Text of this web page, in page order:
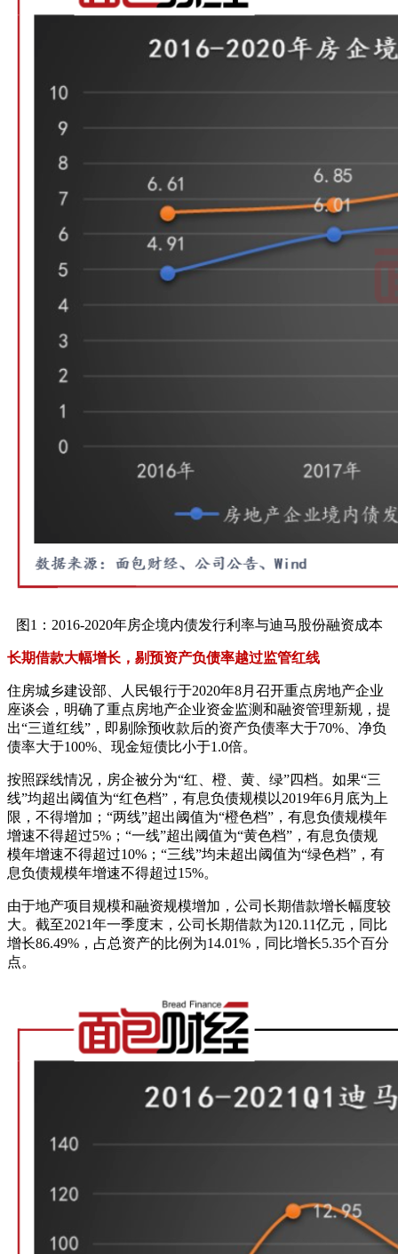
图1：2016-2020年房企境内债发行利率与迪马股份融资成本
长期借款大幅增长，剔预资产负债率越过监管红线
住房城乡建设部、人民银行于2020年8月召开重点房地产企业
座谈会，明确了重点房地产企业资金监测和融资管理新规，提
出“三道红线”，即剔除预收款后的资产负债率大于70%、净负
债率大于100%、现金短债比小于1.0倍。
按照踩线情况，房企被分为“红、橙、黄、绿”四档。如果“三
线”均超出阈值为“红色档”，有息负债规模以2019年6月底为上
限，不得增加；“两线”超出阈值为“橙色档”，有息负债规模年
增速不得超过5%；“一线”超出阈值为“黄色档”，有息负债规
模年增速不得超过10%；“三线”均未超出阈值为“绿色档”，有
息负债规模年增速不得超过15%。
由于地产项目规模和融资规模增加，公司长期借款增长幅度较
大。截至2021年一季度末，公司长期借款为120.11亿元，同比
增长86.49%，占总资产的比例为14.01%，同比增长5.35个百分
点。